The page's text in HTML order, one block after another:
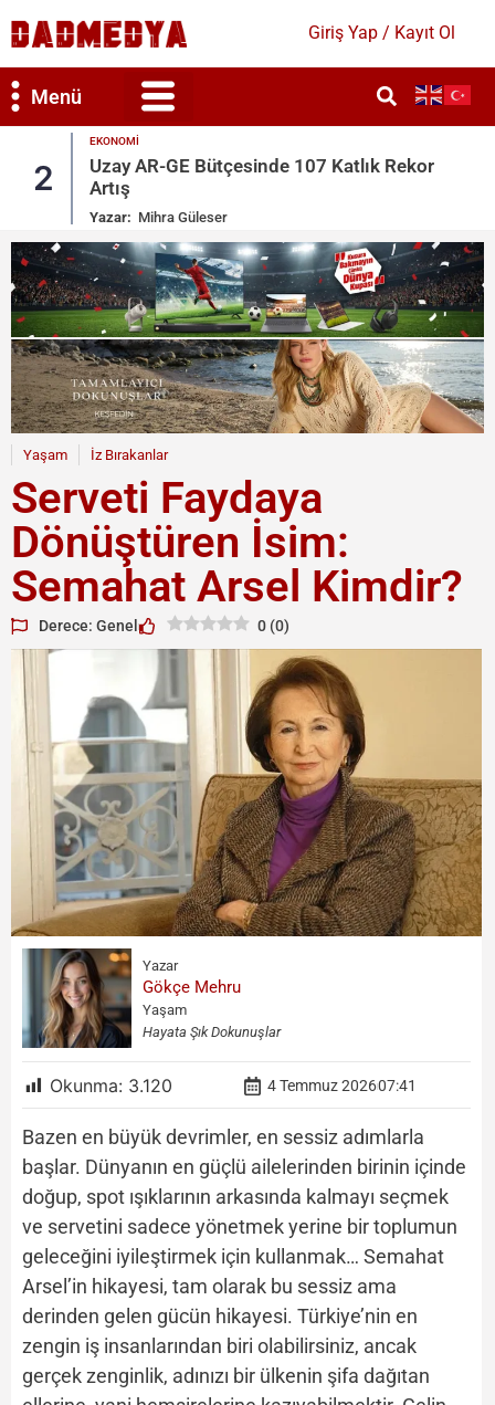
Giriş Yap / Kayıt Ol
Menü
2
EKONOMI
Uzay AR-GE Bütçesinde 107 Katlık Rekor
Artış
Yazar: Mihra Güleser
Yaşam İz Bırakanlar
Serveti Faydaya
Dönüştüren İsim:
Semahat Arsel Kimdir?
Derece: Genel 0 (0)
Yazar
Gökçe Mehru
Yaşam
Hayata Şık Dokunuşlar
Okunma: 3.120 4 Temmuz 202607:41
Bazen en büyük devrimler, en sessiz adımlarla
başlar. Dünyanın en güçlü ailelerinden birinin içinde
doğup, spot ışıklarının arkasında kalmayı seçmek
ve servetini sadece yönetmek yerine bir toplumun
geleceğini iyileştirmek için kullanmak… Semahat
Arsel’in hikayesi, tam olarak bu sessiz ama
derinden gelen gücün hikayesi. Türkiye’nin en
zengin iş insanlarından biri olabilirsiniz, ancak
gerçek zenginlik, adınızı bir ülkenin şifa dağıtan